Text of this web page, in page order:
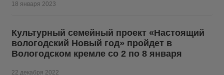
18 января 2023
Культурный семейный проект «Настоящий
вологодский Новый год» пройдет в
Вологодском кремле со 2 по 8 января
22 декабря 2022